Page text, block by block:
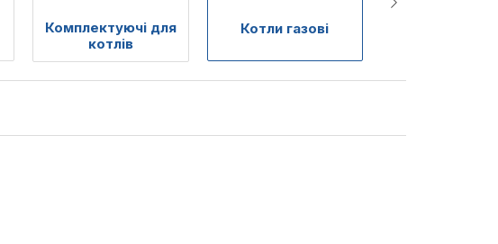
Комплектуючі для
котлів
Котли газові